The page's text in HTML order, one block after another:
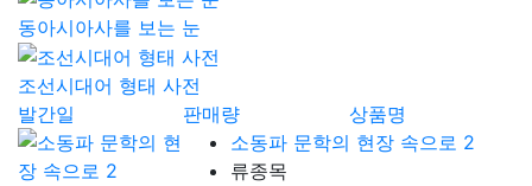
동아시아사를 보는 눈
조선시대어 형태 사전
발간일
판매량
상품명
소동파 문학의 현장 속으로 2
류종목